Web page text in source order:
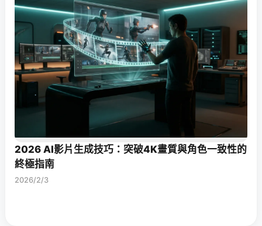
2026 AI影片生成技巧：突破4K畫質與角色一致性的
終極指南
2026/2/3